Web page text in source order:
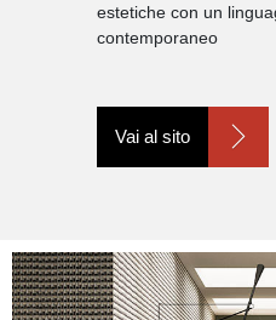
estetiche con un
contemporaneo
Vai al sito